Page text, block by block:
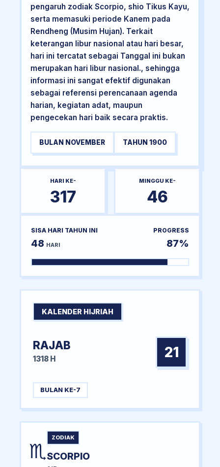
pengaruh zodiak Scorpio, shio Tikus Kayu,
serta memasuki periode Kanem pada
Rendheng (Musim Hujan). Terkait
keterangan libur nasional atau hari besar,
hari ini tercatat sebagai Tanggal ini bukan
merupakan hari libur nasional., sehingga
informasi ini sangat efektif digunakan
sebagai referensi perencanaan agenda
harian, kegiatan adat, maupun
pengecekan hari baik secara praktis.
BULAN NOVEMBER TAHUN 1900
HARI KE-
317
MINGGU KE-
46
SISA HARI TAHUN INI
48 HARI
PROGRESS
87%
KALENDER HIJRIAH
RAJAB
1318 H 21
BULAN KE-7
♏
ZODIAK
SCORPIO